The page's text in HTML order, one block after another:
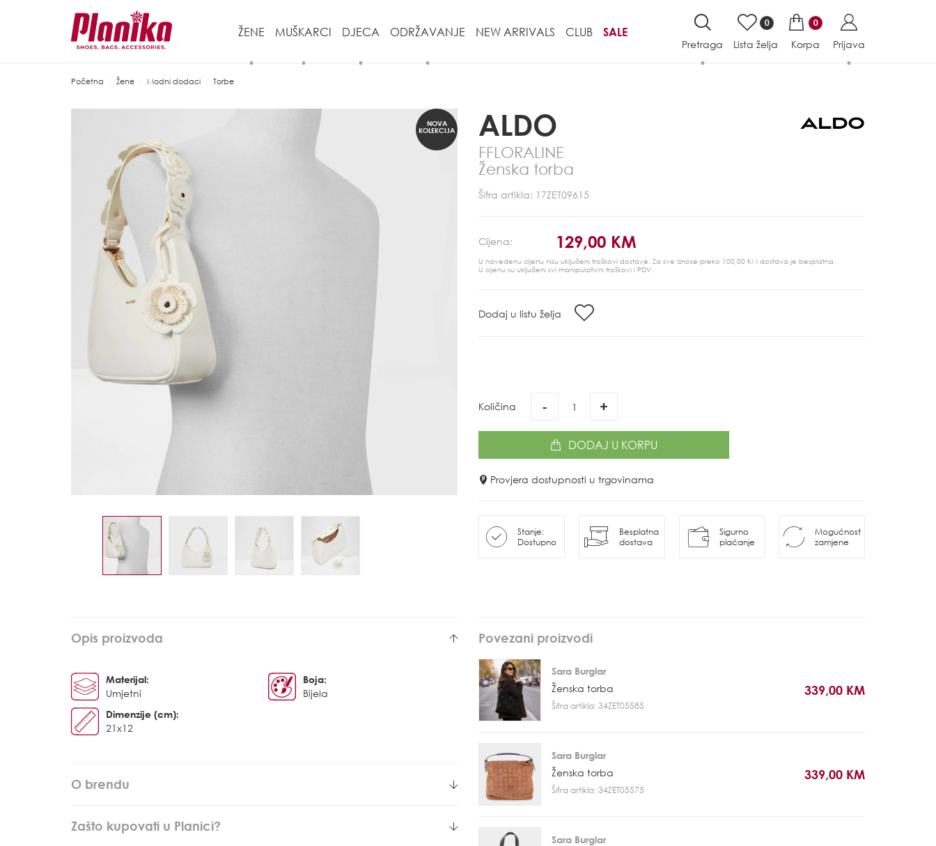
ŽENE MUŠKARCI DJECA ODRŽAVANJE NEW ARRIVALS CLUB SALE
Pretraga
0
Lista želja
0
Korpa Prijava
Početna Žene Modni dodaci Torbe
NOVA
KOLEKCIJA
ALDO
FFLORALINE
Ženska torba
Šifra artikla: 17ZET09615
Cijena: 129,00 KM
U navedenu cijenu nisu uključeni troškovi dostave. Za sve iznose preko 100,00 KM dostava je besplatna.
U cijenu su uključeni svi manipulativni troškovi i PDV.
Dodaj u listu želja
Količina - +
DODAJ U KORPU
Provjera dostupnosti u trgovinama
Stanje:
Dostupno
Besplatna
dostava
Sigurno
plaćanje
Mogućnost
zamjene
Opis proizvoda
Materijal:
Umjetni
Boja:
Bijela
Dimenzije (cm):
21x12
O brendu
Zašto kupovati u Planici?
Povezani proizvodi
Sara Burglar
Ženska torba
Šifra artikla: 34ZET05585
339,00 KM
Sara Burglar
Ženska torba
Šifra artikla: 34ZET05575
339,00 KM
Sara Burglar